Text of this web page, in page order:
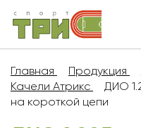
Главная Продукция
Качели Атрикс
ДИО
на короткой цепи